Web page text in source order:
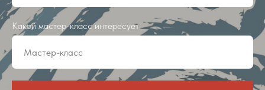
Какой мастер-класс интересует